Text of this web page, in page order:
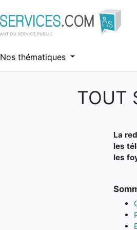
Nos thématiques
TOUT
La
les
les